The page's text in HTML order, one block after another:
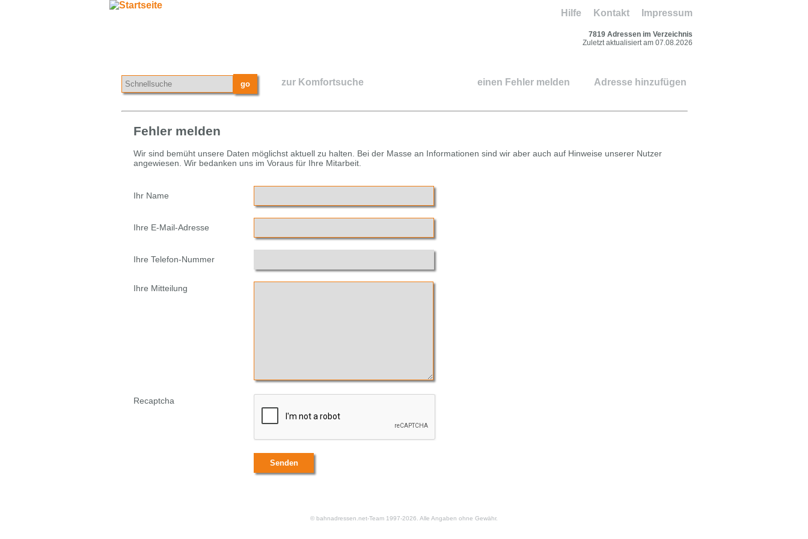
Impressum
Kontakt
Hilfe
7819 Adressen im Verzeichnis
Zuletzt aktualisiert am 07.08.2026
einen Fehler melden Adresse hinzufügen
zur Komfortsuche
Fehler melden
Wir sind bemüht unsere Daten möglichst aktuell zu halten. Bei der Masse an Informationen sind wir aber auch auf Hinweise unserer Nutzer
angewiesen. Wir bedanken uns im Voraus für Ihre Mitarbeit.
Ihr Name
Ihre E-Mail-Adresse
Ihre Telefon-Nummer
Ihre Mitteilung
Recaptcha
© bahnadressen.net-Team 1997-2026. Alle Angaben ohne Gewähr.